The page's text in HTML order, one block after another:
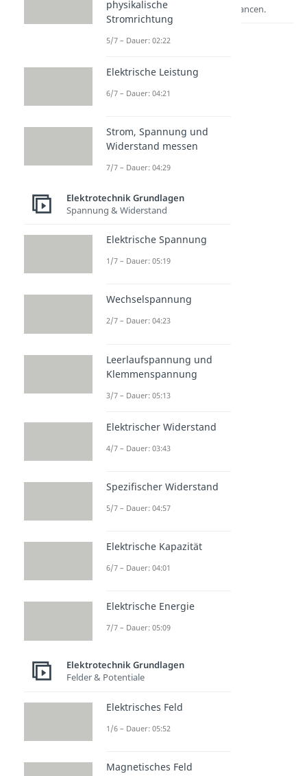
Entdecke hier deine Chancen.
Weitere Inhalte:
Grundlagen
Elektrotechnik & Sicherheit
5 Sicherheitsregeln
Magnetfeld der Erde
Dauer: 03:54
Elektroskop
Dauer: 05:28
physikalische
Stromrichtung
5/7 – Dauer: 02:22
Elektrische Leistung
6/7 – Dauer: 04:21
Strom, Spannung und
Widerstand messen
7/7 – Dauer: 04:29
Elektrotechnik Grundlagen
Spannung & Widerstand
Elektrische Spannung
1/7 – Dauer: 05:19
Wechselspannung
2/7 – Dauer: 04:23
Leerlaufspannung und
Klemmenspannung
3/7 – Dauer: 05:13
Elektrischer Widerstand
4/7 – Dauer: 03:43
Spezifischer Widerstand
5/7 – Dauer: 04:57
Elektrische Kapazität
6/7 – Dauer: 04:01
Elektrische Energie
7/7 – Dauer: 05:09
Elektrotechnik Grundlagen
Felder & Potentiale
Elektrisches Feld
1/6 – Dauer: 05:52
Magnetisches Feld